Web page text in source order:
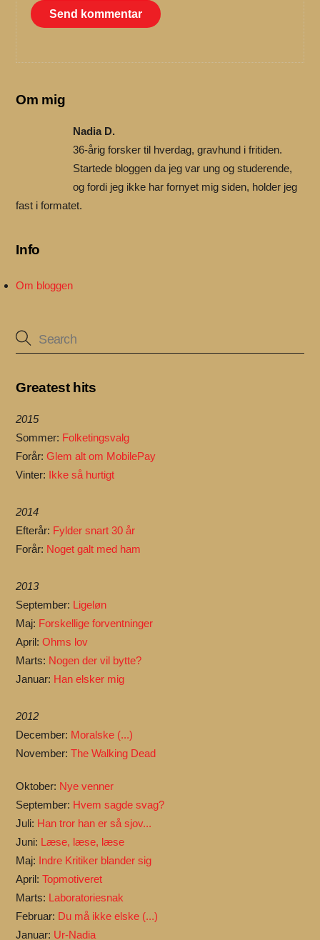
Om mig
Nadia D.
36-årig forsker til hverdag, gravhund i fritiden.
Startede bloggen da jeg var ung og studerende,
og fordi jeg ikke har fornyet mig siden, holder jeg
fast i formatet.
Info
Om bloggen
Greatest hits
2015
Sommer: Folketingsvalg
Forår:Glem alt om MobilePay
Vinter:
Ikke så hurtigt
2014
Efterår: Fylder snart 30 år
Forår: Noget galt med ham
2013
September: Ligeløn
Maj: Forskellige forventninger
April:Ohms lov
Marts: Nogen der vil bytte?
Januar: Han elsker mig
2012
December: Moralske (...)
November:The Walking Dead
Oktober: Nye venner
September: Hvem sagde svag?
Juli: Han tror han er så sjov...
Juni: Læse, læse, læse
Maj: Indre Kritiker blander sig
April:Topmotiveret
Marts: Laboratoriesnak
Februar: Du må ikke elske (...)
Januar: Ur-Nadia